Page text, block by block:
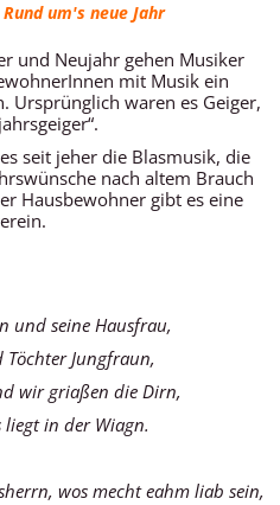
um's neue Jahr
und Neujahr gehen Musiker
mit Musik ein
Ursprünglich waren es Geiger,
seit jeher die Blasmusik, die
nach altem Brauch
Hausbewohner gibt es eine
und seine Hausfrau,
Jungfraun,
wir griaßen die Dirn,
in der Wiagn.
wos mecht eahm liab sein,